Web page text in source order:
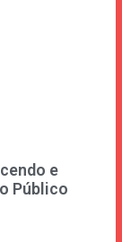
e
Público